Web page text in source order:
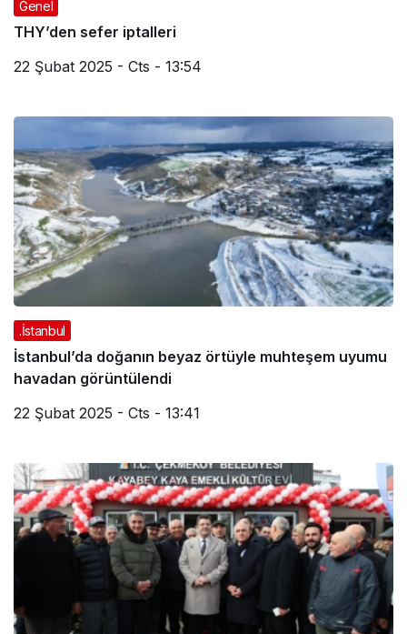
Genel
THY’den sefer iptalleri
22 Şubat 2025 - Cts - 13:54
.İstanbul
İstanbul’da doğanın beyaz örtüyle muhteşem uyumu
havadan görüntülendi
22 Şubat 2025 - Cts - 13:41